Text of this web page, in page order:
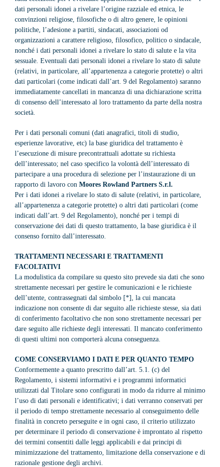
dati personali idonei a rivelare l’origine razziale ed etnica, le
convinzioni religiose, filosofiche o di altro genere, le opinioni
politiche, l’adesione a partiti, sindacati, associazioni od
organizzazioni a carattere religioso, filosofico, politico o sindacale,
nonché i dati personali idonei a rivelare lo stato di salute e la vita
sessuale. Eventuali dati personali idonei a rivelare lo stato di salute
(relativi, in particolare, all’appartenenza a categorie protette) o altri
dati particolari (come indicati dall’art. 9 del Regolamento) saranno
immediatamente cancellati in mancanza di una dichiarazione scritta
di consenso dell’interessato al loro trattamento da parte della nostra
società.
Per i dati personali comuni (dati anagrafici, titoli di studio,
esperienze lavorative, etc) la base giuridica del trattamento è
l’esecuzione di misure precontrattuali adottate su richiesta
dell’interessato; nel caso specifico la volontà dell’interessato di
partecipare a una procedura di selezione per l’instaurazione di un
rapporto di lavoro con Moores Rowland Partners S.r.l.
Per i dati idonei a rivelare lo stato di salute (relativi, in particolare,
all’appartenenza a categorie protette) o altri dati particolari (come
indicati dall’art. 9 del Regolamento), nonché per i tempi di
conservazione dei dati di questo trattamento, la base giuridica è il
consenso fornito dall’interessato.
TRATTAMENTI NECESSARI E TRATTAMENTI
FACOLTATIVI
La modulistica da compilare su questo sito prevede sia dati che sono
strettamente necessari per gestire le comunicazioni e le richieste
dell’utente, contrassegnati dal simbolo [*], la cui mancata
indicazione non consente di dar seguito alle richieste stesse, sia dati
di conferimento facoltativo che non sono strettamente necessari per
dare seguito alle richieste degli interessati. Il mancato conferimento
di questi ultimi non comporterà alcuna conseguenza.
COME CONSERVIAMO I DATI E PER QUANTO TEMPO
Conformemente a quanto prescritto dall’art. 5.1. (c) del
Regolamento, i sistemi informativi e i programmi informatici
utilizzati dal Titolare sono configurati in modo da ridurre al minimo
l’uso di dati personali e identificativi; i dati verranno conservati per
il periodo di tempo strettamente necessario al conseguimento delle
finalità in concreto perseguite e in ogni caso, il criterio utilizzato
per determinare il periodo di conservazione è improntato al rispetto
dei termini consentiti dalle leggi applicabili e dai principi di
minimizzazione del trattamento, limitazione della conservazione e di
razionale gestione degli archivi.